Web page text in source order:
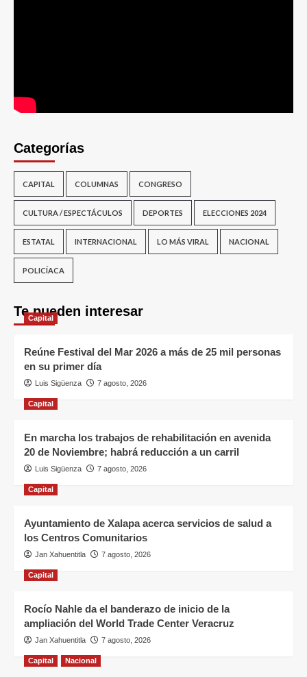
Categorías
CAPITAL COLUMNAS CONGRESO
CULTURA / ESPECTÁCULOS DEPORTES ELECCIONES 2024
ESTATAL INTERNACIONAL LO MÁS VIRAL NACIONAL
POLICÍACA
Te pueden interesar
Capital
Reúne Festival del Mar 2026 a más de 25 mil personas
en su primer día
Luis Sigüenza 7 agosto, 2026
Capital
En marcha los trabajos de rehabilitación en avenida
20 de Noviembre; habrá reducción a un carril
Luis Sigüenza 7 agosto, 2026
Capital
Ayuntamiento de Xalapa acerca servicios de salud a
los Centros Comunitarios
Jan Xahuentitla 7 agosto, 2026
Capital
Rocío Nahle da el banderazo de inicio de la
ampliación del World Trade Center Veracruz
Jan Xahuentitla 7 agosto, 2026
Capital Nacional